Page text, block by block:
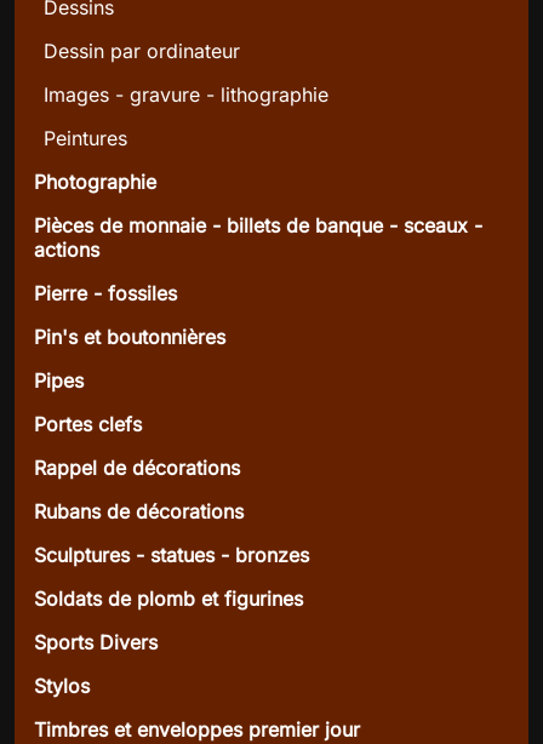
Dessins
Dessin par ordinateur
Images - gravure - lithographie
Peintures
Photographie
Pièces de monnaie - billets de banque - sceaux -
actions
Pierre - fossiles
Pin's et boutonnières
Pipes
Portes clefs
Rappel de décorations
Rubans de décorations
Sculptures - statues - bronzes
Soldats de plomb et figurines
Sports Divers
Stylos
Timbres et enveloppes premier jour